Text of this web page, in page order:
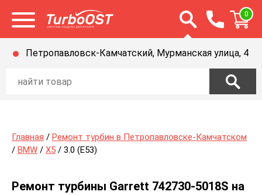
Открыть меню Открыть строку
0
Петропавловск-Камчатский, Мурманская улица, 4
Главная / Ремонт турбин в Петропавловске-Камчатском
/ BMW / X5 / 3.0 (E53)
Ремонт турбины Garrett 742730-5018S на